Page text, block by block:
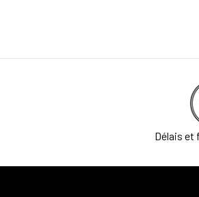
Délais et